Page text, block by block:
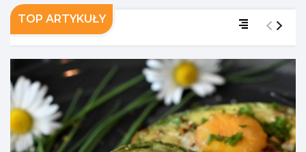
TOP ARTYKUŁY